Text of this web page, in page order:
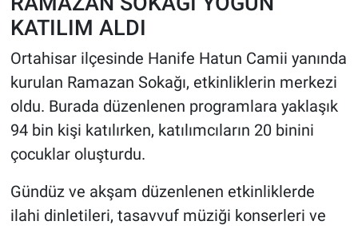
KATILIM ALDI
Ortahisar ilçesinde Hanife Hatun Camii yanında
kurulan Ramazan Sokağı, etkinliklerin merkezi
oldu. Burada düzenlenen programlara yaklaşık
94 bin kişi katılırken, katılımcıların 20 binini
çocuklar oluşturdu.
Gündüz ve akşam düzenlenen etkinliklerde
ilahi dinletileri, tasavvuf müziği konserleri ve